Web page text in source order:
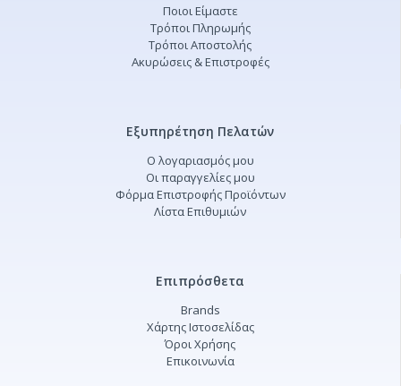
Ποιοι Είμαστε
Τρόποι Πληρωμής
Τρόποι Αποστολής
Ακυρώσεις & Επιστροφές
Εξυπηρέτηση Πελατών
Ο λογαριασμός μου
Οι παραγγελίες μου
Φόρμα Επιστροφής Προϊόντων
Λίστα Επιθυμιών
Επιπρόσθετα
Brands
Χάρτης Ιστοσελίδας
Όροι Χρήσης
Επικοινωνία